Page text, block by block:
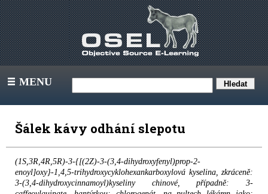
III MENU
Šálek kávy odhání slepotu
(1S,3R,4R,5R)-3-{[(2Z)-3-(3,4-dihydroxyfenyl)prop-2-
enoyl]oxy}-1,4,5-trihydroxycyklohexankarboxylová kyselina, zkráceně:
3-(3,4-dihydroxycinnamoyl)kyseliny chinové, případně: 3-